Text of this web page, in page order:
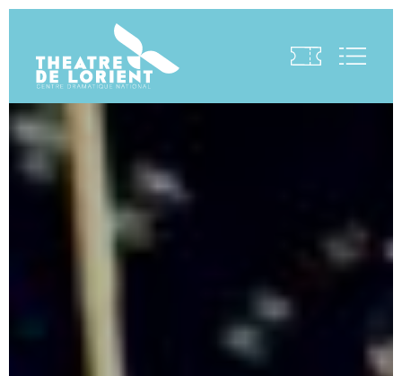
Visite virtuelle